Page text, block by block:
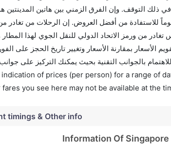
بالجوانب التقنية بحيث يمكنك التركيز على
of prices (per person) for a range of
you see here may not be available at the
timings & Other info
Information Of